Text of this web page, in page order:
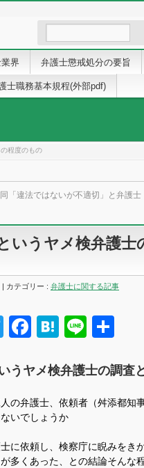
界 弁護士懲戒処分の要旨
士職務基本規程(外部pdf)
程度のもの
「違法ではないが不適切」と弁護士
いうヤメ検弁護士
カテゴリー : 弁護士に関する記事
TwitterFacebook
Hatena
Line
うヤメ検弁護士の調査
の弁護士、依頼者（舛添都知
いでしょうか
に依頼し、検察庁に睨みをき
多くあった、との結論そんな